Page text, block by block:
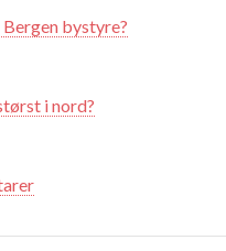
bystyre?
i nord?